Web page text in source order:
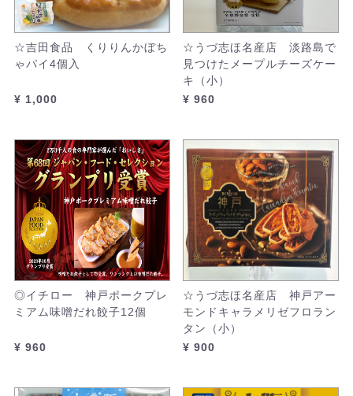
☆吉田食品 くりりんかぼち
ゃパイ4個入
¥ 1,000
☆うづ志ほ名産店 淡路島で
見つけたメープルチーズケー
キ（小）
¥ 960
◎イチロー 神戸ポークプレ
ミアム味噌だれ餃子12個
¥ 960
☆うづ志ほ名産店 神戸アー
モンドキャラメリゼフロラン
タン（小）
¥ 900